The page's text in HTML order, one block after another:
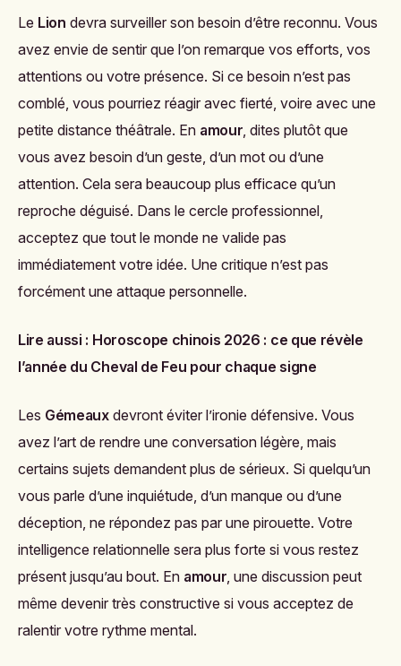
Le Lion devra surveiller son besoin d’être reconnu. Vous
avez envie de sentir que l’on remarque vos efforts, vos
attentions ou votre présence. Si ce besoin n’est pas
comblé, vous pourriez réagir avec fierté, voire avec une
petite distance théâtrale. En amour , dites plutôt que
vous avez besoin d’un geste, d’un mot ou d’une
attention. Cela sera beaucoup plus efficace qu’un
reproche déguisé. Dans le cercle professionnel,
acceptez que tout le monde ne valide pas
immédiatement votre idée. Une critique n’est pas
forcément une attaque personnelle.
Lire aussi : Horoscope chinois 2026 : ce que révèle
l’année du Cheval de Feu pour chaque signe
Les Gémeauxdevront éviter l’ironie défensive. Vous
avez l’art de rendre une conversation légère, mais
certains sujets demandent plus de sérieux. Si quelqu’un
vous parle d’une inquiétude, d’un manque ou d’une
déception, ne répondez pas par une pirouette. Votre
intelligence relationnelle sera plus forte si vous restez
présent jusqu’au bout. En amour , une discussion peut
même devenir très constructive si vous acceptez de
ralentir votre rythme mental.